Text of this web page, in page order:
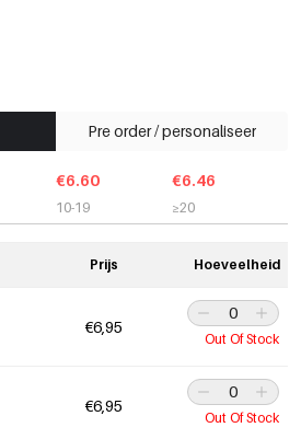
Pre order / personaliseer
€6.60
10-19
€6.46
≥20
Prijs Hoeveelheid
€6,95
Out Of Stock
€6,95
Out Of Stock